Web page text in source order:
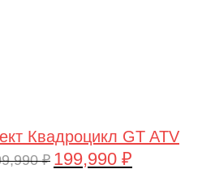
Квадроцикл GT ATV
₽ Первоначальная
199,990 ₽